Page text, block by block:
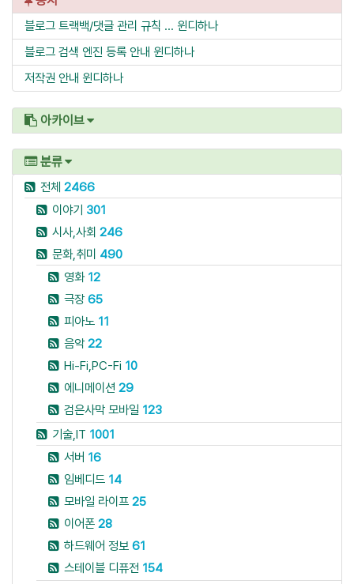
블로그 트랙백/댓글 관리 규칙 ... 윈디하나
블로그 검색 엔진 등록 안내 윈디하나
저작권 안내 윈디하나
아카이브
분류
전체 2466
이야기 301
시사,사회 246
문화,취미 490
영화 12
극장65
피아노 11
음악22
Hi-Fi,PC-Fi 10
에니메이션 29
검은사막 모바일 123
기술,IT 1001
서버 16
임베디드 14
모바일 라이프 25
이어폰 28
하드웨어 정보 61
스테이블 디퓨전 154